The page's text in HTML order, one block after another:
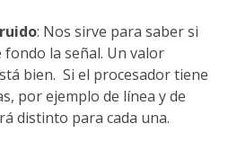
: Nos sirve para saber si
la señal. Un valor
bien. Si el procesador tiene
por ejemplo de línea y de
distinto para cada una.